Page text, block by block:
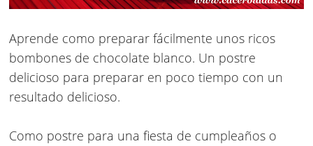
Aprende como preparar fácilmente unos ricos
bombones de chocolate blanco. Un postre
delicioso para preparar en poco tiempo con un
resultado delicioso.
Como postre para una fiesta de cumpleaños o